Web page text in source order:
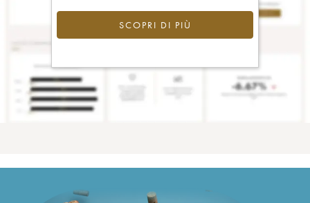
SCOPRI DI PIÙ